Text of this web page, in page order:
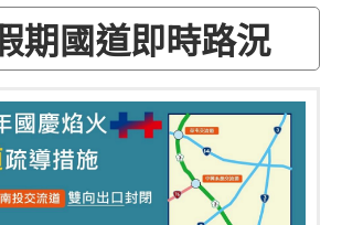
期國道即時路況